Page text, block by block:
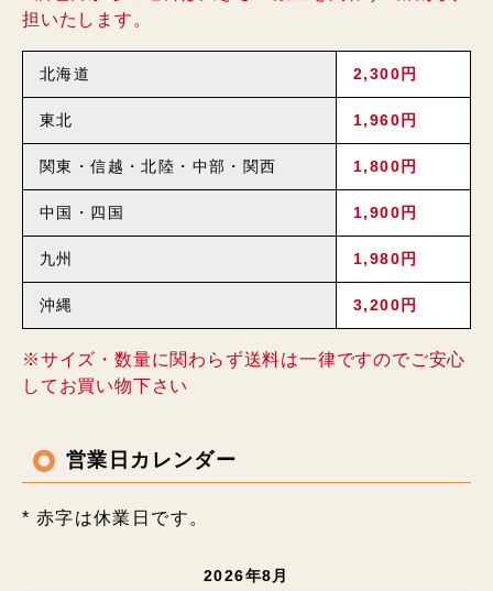
担いたします。
北海道 2,300円
東北 1,960円
関東・信越・北陸・中部・関西 1,800円
中国・四国 1,900円
九州 1,980円
沖縄 3,200円
※サイズ・数量に関わらず送料は一律ですのでご安心
してお買い物下さい
営業日カレンダー
* 赤字は休業日です。
2026年8月